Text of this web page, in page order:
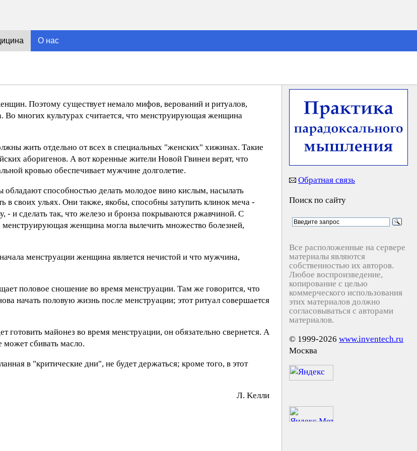
О нас
Поэтому существует немало мифов, верований и ритуалов,
Во многих культурах считается, что менструирующая женщина
жить отдельно от всех в специальных "женских" хижинах. Такие
аборигенов. А вот коренные жители Новой Гвинеи верят, что
кровью обеспечивает мужчине долголетие.
способностью делать молодое вино кислым, насылать
в своих ульях. Они также, якобы, способны затупить клинок меча -
- и сделать так, что железо и бронза покрываются ржавчиной. С
женщина могла вылечить множество болезней,
менструации женщина является нечистой и что мужчина,
половое сношение во время менструации. Там же говорится, что
начать половую жизнь после менструации; этот ритуал совершается
майонез во время менструации, он обязательно свернется. А
может сбивать масло.
в "критические дни", не будет держаться; кроме того, в этот
Л. Keлли
Обратная связь
Поиск по сайту
Все расположенные на сервере
материалы являются
собственностью их авторов.
Любое воспроизведение,
копирование с целью
коммерческого использования
этих материалов должно
согласовываться с авторами
материалов.
© 1999-2026 www.inventech.ru
Москва